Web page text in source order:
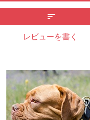
レビューを書く